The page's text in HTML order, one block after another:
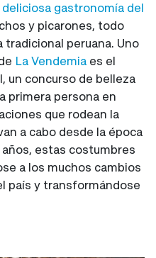
deliciosa gastronomía del
y picarones, todo
tradicional peruana. Uno
La Vendemia es el
un concurso de belleza
primera persona en
que rodean la
a cabo desde la época
estas costumbres
a los muchos cambios
país y transformándose